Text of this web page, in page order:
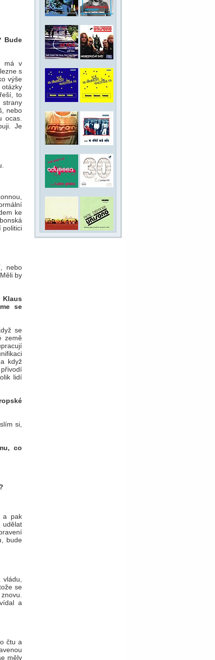
Bude
má v
s
výše
to
strany
nebo
ocas.
Je
ke
politici
nebo
by
se
se
země
když
lidí
si,
co
a pak
udělat
bude
se
a
čtu a
měly